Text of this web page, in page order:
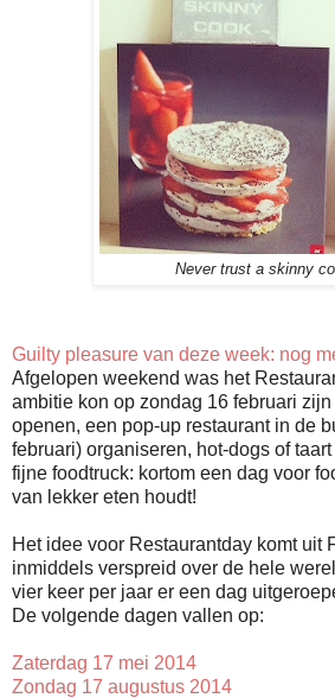
Never trust a skinny
Guilty pleasure van deze week: nog
Afgelopen weekend was het
ambitie kon op zondag 16 februari
openen, een pop-up restaurant in de
februari) organiseren, hot-dogs of
fijne foodtruck: kortom een dag voor
van lekker eten houdt!
Het idee voor Restaurantday komt uit
inmiddels verspreid over de hele
vier keer per jaar er een dag
De volgende dagen vallen op:
Zaterdag 17 mei 2014
Zondag 17 augustus 2014